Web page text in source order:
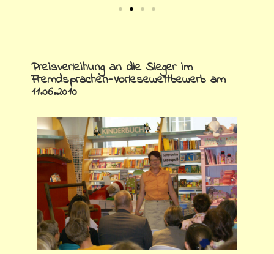
Preisverleihung an die Sieger im
Fremdsprachen-Vorlesewettbewerb am
11.06.2010